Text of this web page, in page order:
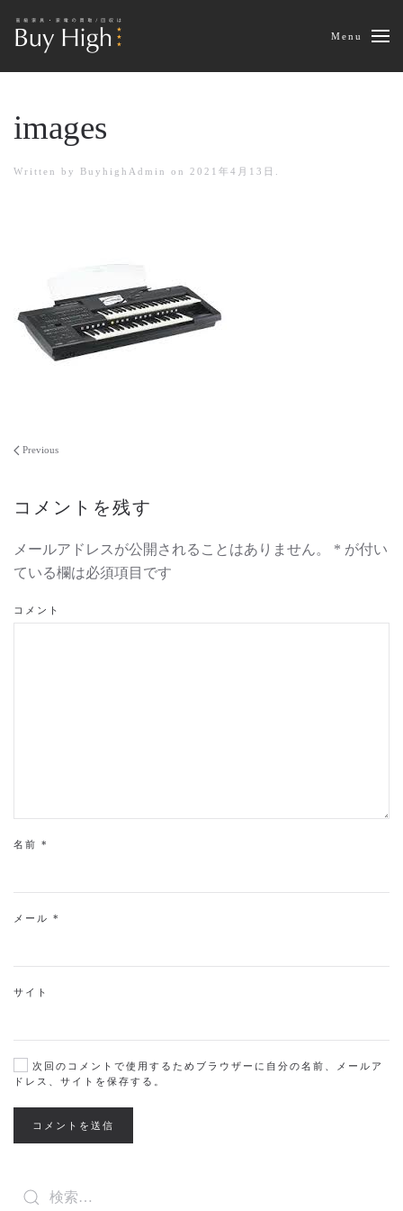
Menu
images
Written by BuyhighAdmin on 2021年4月13日
Previous
コメントを残す
メールアドレスが公開されることはありません。 * が付い
ている欄は必須項目です
コメント
名前 *
メール *
サイト
次回のコメントで使用するためブラウザーに自分の名前、メールア
ドレス、サイトを保存する。
コメントを送信